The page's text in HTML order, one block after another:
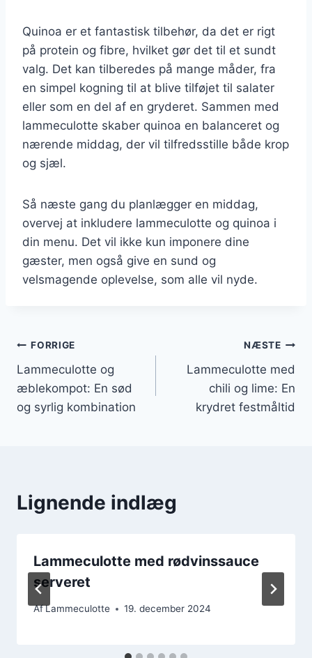
Quinoa er et fantastisk tilbehør, da det er rigt
på protein og fibre, hvilket gør det til et sundt
valg. Det kan tilberedes på mange måder, fra
en simpel kogning til at blive tilføjet til salater
eller som en del af en gryderet. Sammen med
lammeculotte skaber quinoa en balanceret og
nærende middag, der vil tilfredsstille både krop
og sjæl.
Så næste gang du planlægger en middag,
overvej at inkludere lammeculotte og quinoa i
din menu. Det vil ikke kun imponere dine
gæster, men også give en sund og
velsmagende oplevelse, som alle vil nyde.
Indlægsnavigation
FORRIGE
Lammeculotte og
æblekompot: En sød
og syrlig kombination
NÆSTE
Lammeculotte med
chili og lime: En
krydret festmåltid
Lignende indlæg
Lammeculotte med rødvinssauce
serveret
AfLammeculotte 19. december 2024